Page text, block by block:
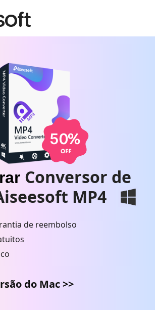
Conversor de
MP4
de reembolso
do Mac >>